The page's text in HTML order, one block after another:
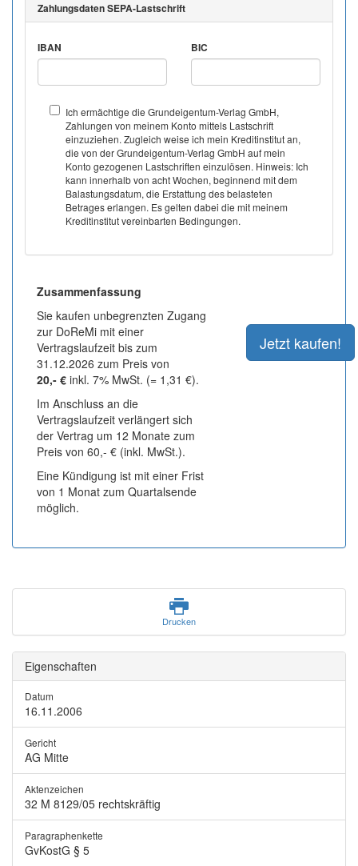
Zahlungsdaten SEPA-Lastschrift
IBAN BIC
Ich ermächtige die Grundeigentum-Verlag GmbH,
Zahlungen von meinem Konto mittels Lastschrift
einzuziehen. Zugleich weise ich mein Kreditinstitut an,
die von der Grundeigentum-Verlag GmbH auf mein
Konto gezogenen Lastschriften einzulösen. Hinweis: Ich
kann innerhalb von acht Wochen, beginnend mit dem
Balastungsdatum, die Erstattung des belasteten
Betrages erlangen. Es gelten dabei die mit meinem
Kreditinstitut vereinbarten Bedingungen.
Zusammenfassung
Sie kaufen unbegrenzten Zugang
zur DoReMi mit einer
Vertragslaufzeit bis zum
31.12.2026 zum Preis von
20,- € inkl. 7% MwSt. (= 1,31 €).
Im Anschluss an die
Vertragslaufzeit verlängert sich
der Vertrag um 12 Monate zum
Preis von 60,- € (inkl. MwSt.).
Eine Kündigung ist mit einer Frist
von 1 Monat zum Quartalsende
möglich.
Drucken
Eigenschaften
Datum
16.11.2006
Gericht
AG Mitte
Aktenzeichen
32 M 8129/05 rechtskräftig
Paragraphenkette
GvKostG § 5